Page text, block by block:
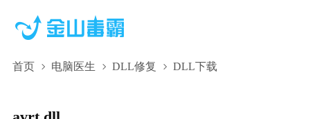
首页 电脑医生 DLL修复 DLL下载
avrt.dll,avrt.dll下载,avrt.dll修复